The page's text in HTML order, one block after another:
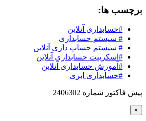
برچسب ها:
#حسابداری آنلاین
# سیستم حسابداری
# سیستم حساب داری آنلاین
#اسکریپت حسابداری آنلاین
#آموزش حسابداری آنلاین
#حسابداری ابری
پیش فاکتور شماره 2406302
×